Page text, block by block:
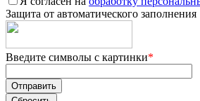
Защита от автоматического заполнения
Введите символы с картинки*